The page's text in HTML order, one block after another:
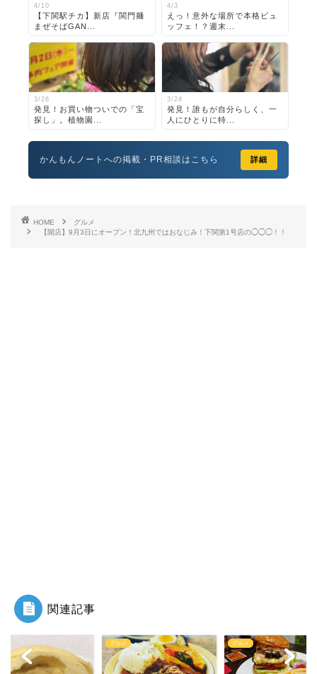
4/10
【下関駅チカ】新店『関門麺
まぜそばGAN...
4/3
えっ！意外な場所で本格ビュ
ッフェ！？週末...
3/26
発見！お買い物ついでの「宝
探し」。植物園...
3/24
発見！誰もが自分らしく、一
人にひとりに特...
かんもんノートへの掲載・PR相談はこちら 詳細
HOME
グルメ
【開店】9月3日にオープン！北九州ではおなじみ！下関第1号店の◯◯◯！！
関連記事
グルメ グルメ